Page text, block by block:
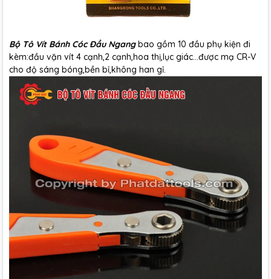
Bộ Tô Vít Bánh Cóc Đầu Ngangbao gồm 10 đầu phụ kiện đi
kèm:đầu vặn vít 4 cạnh,2 cạnh,hoa thị,lục giác...được mạ CR-V
cho độ sáng bóng,bền bỉ,không han gỉ.